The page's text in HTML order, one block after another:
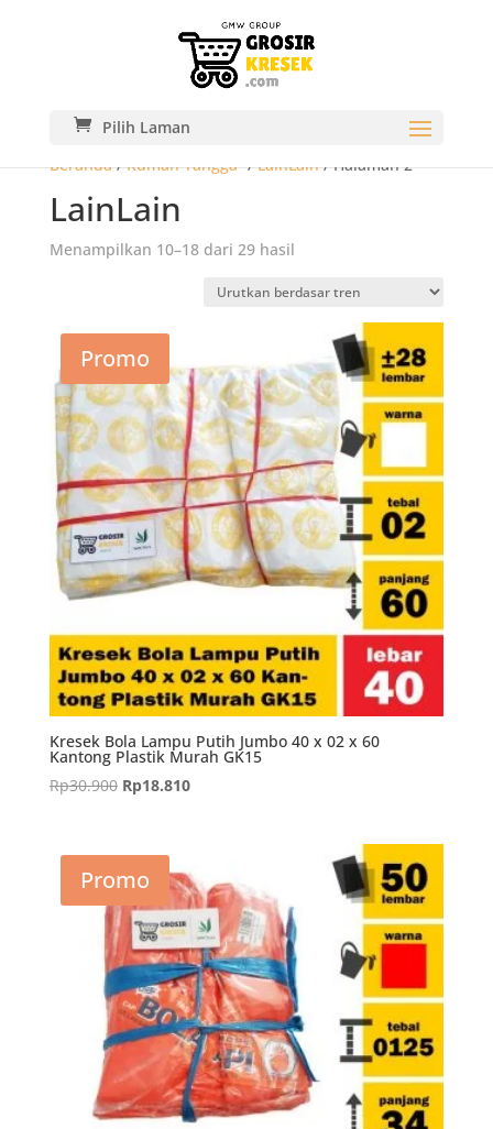
Pilih Laman
Beranda/Rumah Tangga-/LainLain/ Halaman 2
LainLain
Menampilkan 10–18 dari 29 hasilDiurutkan
popularitas
Promo
Kresek Bola Lampu Putih Jumbo 40 x 02 x 60
Kantong Plastik Murah GK15
Rp30.900 Harga
Rp30.900.
Rp18.810Harga
Rp18.810.
Promo